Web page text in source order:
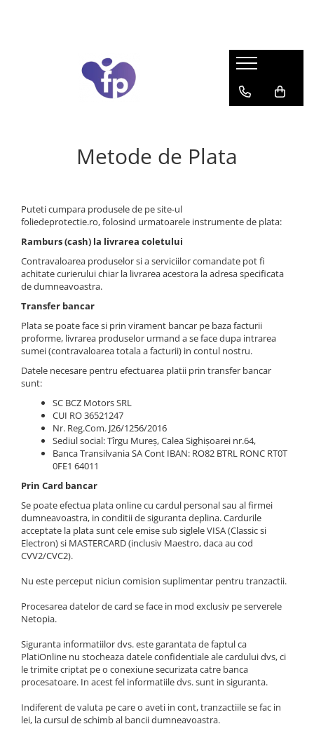
Folie faruri + stopuri
Folie pentru cutter-ploter
Folie opacă
Efect sticlă sablată
Folie iluminată & backlit
Folie translucida
Folie blockout
Folie Day/Night
Folie intensificare lumina
Folie difuzie lumina
Folie dual-color
Folie decorativă
Folie printabilă
Folie protecție solară
Folie de securitate
Folie arhitecturală
3M DI-NOC Lemn
3M DI-NOC Metalizat
Folie reflectorizantă
Marcaje reflectorizante
Marcaj stradal
Print Digital & Serigrafie
Print format mare
Serigrafie
Supralaminare
Monomeric
Polimeric
Fir pentru tăiere
Cuțite
Lame / Rezerve
Altele
Aplicare
Raclete tip card
Pâslă pt. raclete
Mănuși aplicare
Raclete cu mâner
Lichide speciale
Alte scule
Materiale publicitare
Metode de Plata
Puteti cumpara produsele de pe site-ul
foliedeprotectie.ro, folosind urmatoarele instrumente de plata:
Ramburs (cash) la livrarea coletului
Contravaloarea produselor si a serviciilor comandate pot fi
achitate curierului chiar la livrarea acestora la adresa specificata
de dumneavoastra.
Transfer bancar
Plata se poate face si prin virament bancar pe baza facturii
proforme, livrarea produselor urmand a se face dupa intrarea
sumei (contravaloarea totala a facturii) in contul nostru.
Datele necesare pentru efectuarea platii prin transfer bancar
sunt:
SC BCZ Motors SRL
CUI RO 36521247
Nr. Reg.Com. J26/1256/2016
Sediul social: Tîrgu Mureș, Calea Sighișoarei nr.64,
Banca Transilvania SA Cont IBAN: RO82 BTRL RONC RT0T
0FE1 64011
Prin Card bancar
Se poate efectua plata online cu cardul personal sau al firmei
dumneavoastra, in conditii de siguranta deplina. Cardurile
acceptate la plata sunt cele emise sub siglele VISA (Classic si
Electron) si MASTERCARD (inclusiv Maestro, daca au cod
CVV2/CVC2).
Nu este perceput niciun comision suplimentar pentru tranzactii.
Procesarea datelor de card se face in mod exclusiv pe serverele
Netopia.
Siguranta informatiilor dvs. este garantata de faptul ca
PlatiOnline nu stocheaza datele confidentiale ale cardului dvs, ci
le trimite criptat pe o conexiune securizata catre banca
procesatoare. In acest fel informatiile dvs. sunt in siguranta.
Indiferent de valuta pe care o aveti in cont, tranzactiile se fac in
lei, la cursul de schimb al bancii dumneavoastra.